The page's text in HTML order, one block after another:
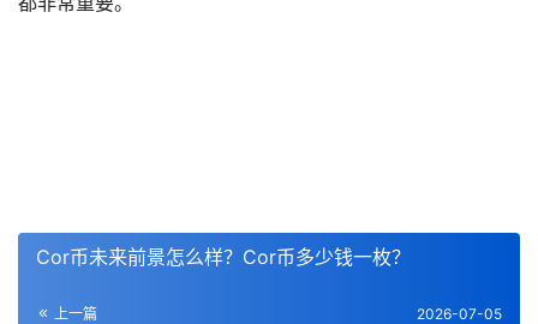
Cor币未来前景怎么样？Cor币多少钱一枚？
上一篇 2026-07-05